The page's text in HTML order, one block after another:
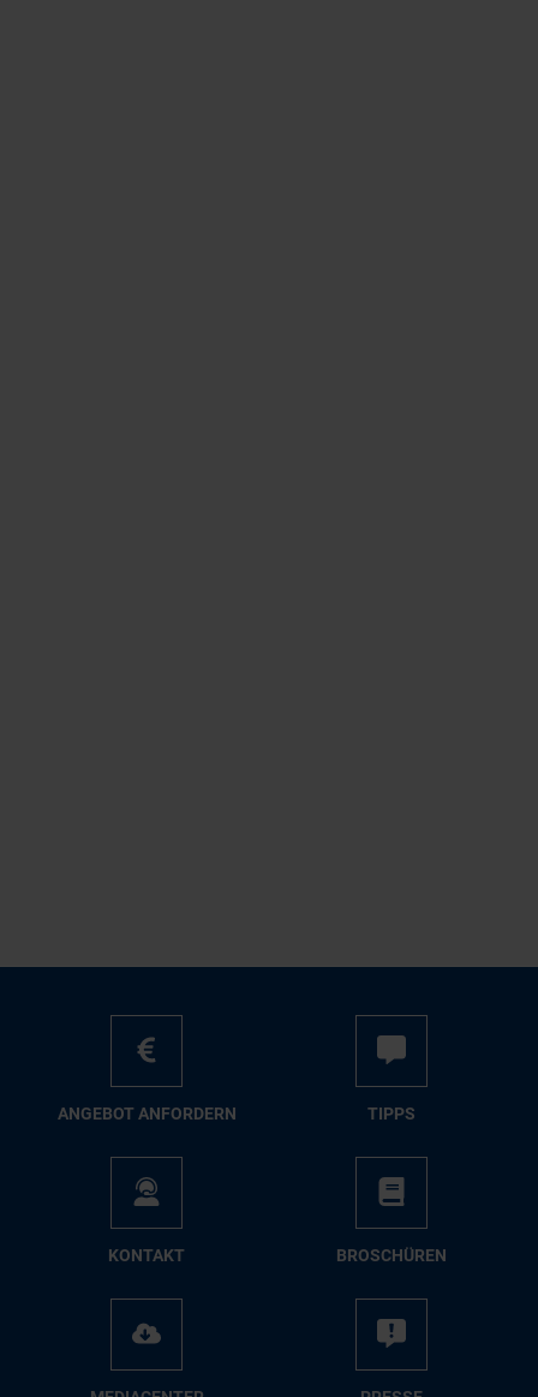
AN­GE­BOT AN­FOR­DERN TIPPS
KON­TAKT BRO­SCHÜ­REN